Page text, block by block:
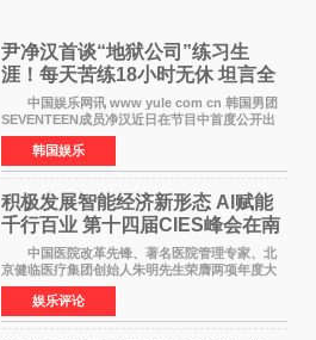
尹净汉首谈“地狱公司”练习生
涯！每天苦练18小时无休 坦言全
靠成员撑过来
中国娱乐网讯 www yule com cn 韩国男团
SEVENTEEN成员净汉近日在节目中首度公开出
道前的残酷练习生经历，并提及经纪公司Pledis
娱乐，引发广泛关注。 在8月2日播出的日本
TBS综艺节目《周
韩国娱乐
积极发展智能经济新形态 Al赋能
千行百业 第十四届CIES峰会在南
京盛大召开
中国医院改革先锋、著名医院管理专家、北
京健临医疗集团创始人朱明先生荣膺两项年度大
奖 2026年7月31日，盛夏金陵，长江之畔，
以重落地·真务实·强链接为主题的2026&lsquo;人
工智能+&rsquo
娱乐评论